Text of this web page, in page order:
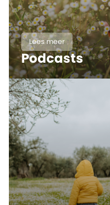
Lees meer
Podcasts